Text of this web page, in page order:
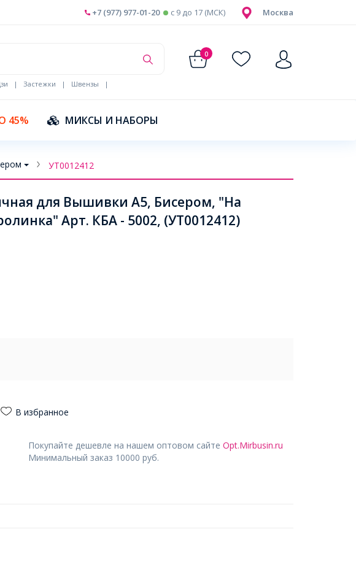
Москва
+7 (977) 977-01-20 c 9 до 17 (МСК)
0
| Застежки | Швензы
|
45% МИКСЫ И НАБОРЫ
УТ0012412
для Вышивки А5, Бисером, "На
Арт. КБА - 5002, (УТ0012412)
В избранное
Покупайте дешевле на нашем оптовом сайте Opt.Mirbusin.ru
Минимальный заказ 10000 руб.